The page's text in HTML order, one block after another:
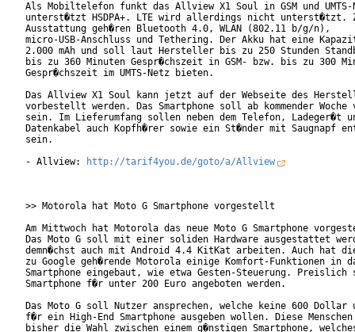
Als Mobiltelefon funkt das Allview X1 Soul in GSM und UMTS-
unterst�tzt HSDPA+. LTE wird allerdings nicht unterst�tzt.
Ausstattung geh�ren Bluetooth 4.0, WLAN (802.11 b/g/n),
micro-USB-Anschluss und Tethering. Der Akku hat eine
2.000 mAh und soll laut Hersteller bis zu 250 Stunden
bis zu 360 Minuten Gespr�chszeit in GSM- bzw. bis zu 300
Gespr�chszeit im UMTS-Netz bieten.
Das Allview X1 Soul kann jetzt auf der Webseite des
vorbestellt werden. Das Smartphone soll ab kommender Woche
sein. Im Lieferumfang sollen neben dem Telefon, Ladeger�t
Datenkabel auch Kopfh�rer sowie ein St�nder mit Saugnapf
sein.
- Allview:
http://tarif4you.de/goto/a/Allview
>> Motorola hat Moto G Smartphone vorgestellt
Am Mittwoch hat Motorola das neue Moto G Smartphone
Das Moto G soll mit einer soliden Hardware ausgestattet
demn�chst auch mit Android 4.4 KitKat arbeiten. Auch hat
zu Google geh�rende Motorola einige Komfort-Funktionen in
Smartphone eingebaut, wie etwa Gesten-Steuerung.
Smartphone f�r unter 200 Euro angeboten werden.
Das Moto G soll Nutzer ansprechen, welche keine 600 Dollar
f�r ein High-End Smartphone ausgeben wollen. Diese
bisher die Wahl zwischen einem g�nstigen Smartphone,